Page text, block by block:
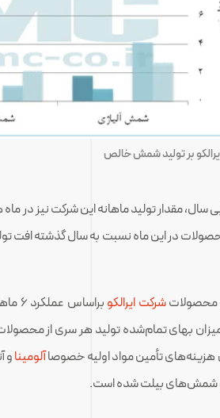
بر تولید شمش خالص
علاوه بر میزان تولید در ۸ ماه ابتدایی سال، مقدار
شرکت ایرالکو
بهای تمام‌شده تولید هر سری از
هزینه‌های تأمین مواد اولیه خصوصاآلومینا